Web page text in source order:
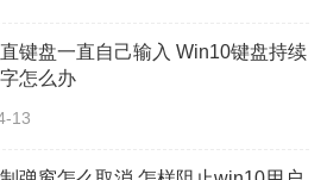
键盘一直自己输入 Win10键盘持续
怎么办
13